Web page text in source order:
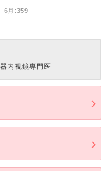
月:359
内視鏡専門医